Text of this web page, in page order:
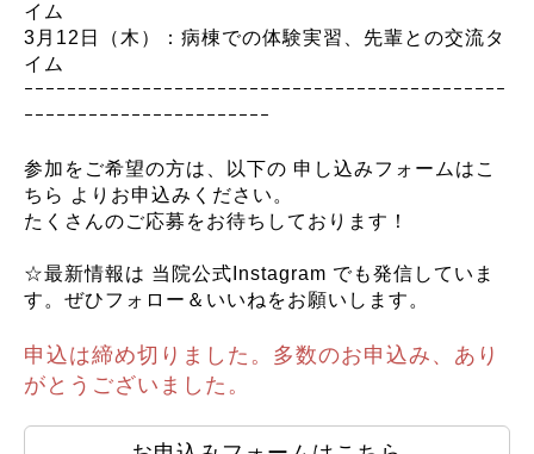
イム
3月12日（木）：病棟での体験実習、先輩との交流タ
イム
ｰｰｰｰｰｰｰｰｰｰｰｰｰｰｰｰｰｰｰｰｰｰｰｰｰｰｰｰｰｰｰｰｰｰｰｰｰｰｰｰｰｰｰｰｰ
ｰｰｰｰｰｰｰｰｰｰｰｰｰｰｰｰｰｰｰｰｰｰｰ
参加をご希望の方は、以下の 申し込みフォームはこ
ちら よりお申込みください。
たくさんのご応募をお待ちしております！
☆最新情報は 当院公式Instagram でも発信していま
す。ぜひフォロー＆いいねをお願いします。
申込は締め切りました。多数のお申込み、あり
がとうございました。